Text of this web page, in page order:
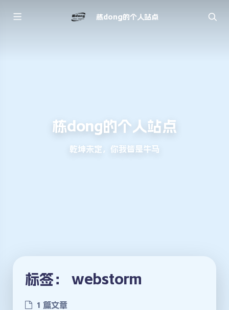
栋dong的个人站点
栋dong的个人站点
乾坤未定，你我皆是牛马
标签： webstorm
1 篇文章